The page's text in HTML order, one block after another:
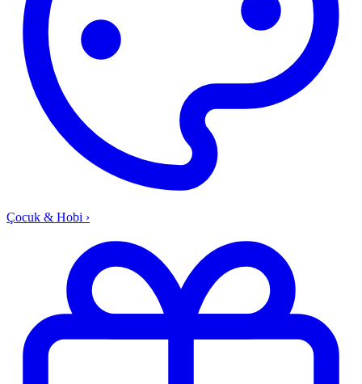
Çocuk & Hobi ›